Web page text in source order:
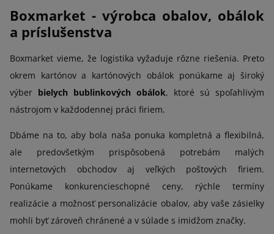
Boxmarket - výrobca obalov, obálok
a príslušenstva
Boxmarket vieme, že logistika vyžaduje rôzne riešenia. Preto
okrem kartónov a kartónových obálok ponúkame aj široký
výber bielych bublinkových obálok, ktoré sú spoľahlivým
nástrojom v každodennej práci firiem.
Dbáme na to, aby bola naša ponuka kompletná a flexibilná,
ale predovšetkým prispôsobená potrebám malých
internetových obchodov aj veľkých poštových firiem.
Ponúkame konkurencieschopné ceny, rýchle termíny
realizácie a možnosť personalizácie obalov, aby vaše zásielky
mohli byť zároveň chránené a v súlade s imidžom značky.